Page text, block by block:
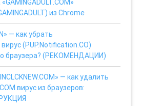
из Chrome
— как убрать
вирус (PUP.Notification.CO)
браузера? (РЕКОМЕНДАЦИИ)
— как удалить
вирус из браузеров: